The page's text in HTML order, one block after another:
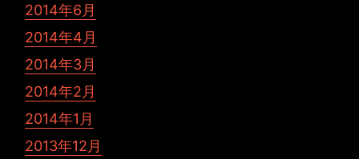
2014年6月
2014年4月
2014年3月
2014年2月
2014年1月
2013年12月